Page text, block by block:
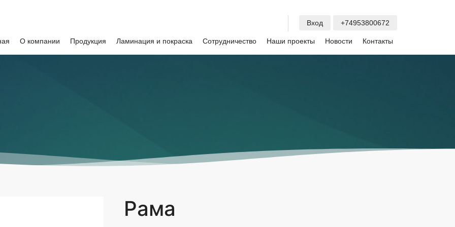
Вход +74953800672
О компании Продукция Ламинация и покраска Сотрудничество Наши проекты Новости Контакты
Рама